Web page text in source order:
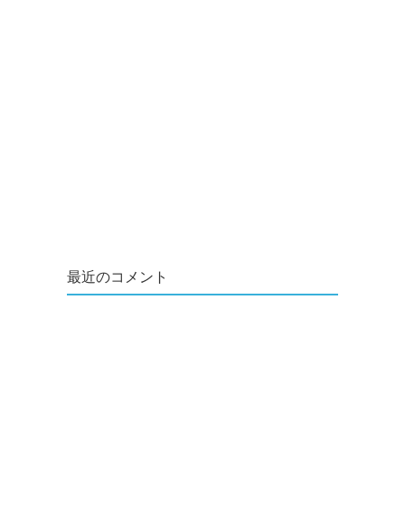
最近のコメント